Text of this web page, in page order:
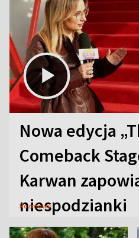
Nowa edycja
Comeback
Karwan
niespodzianki
Rozmowy